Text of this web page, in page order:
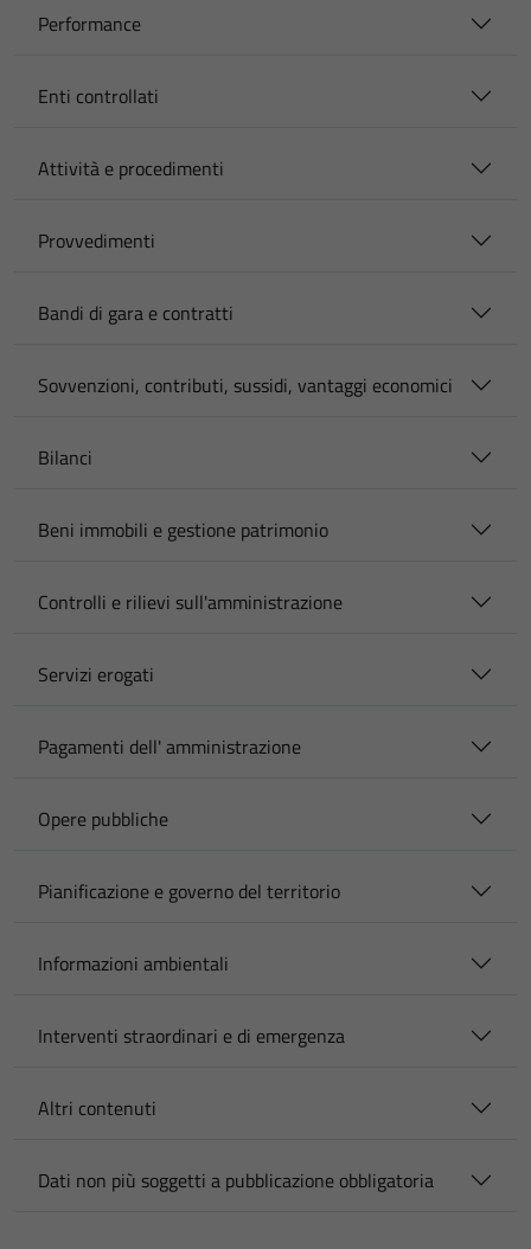
Performance
Enti controllati
Attività e procedimenti
Provvedimenti
Bandi di gara e contratti
Sovvenzioni, contributi, sussidi, vantaggi economici
Bilanci
Beni immobili e gestione patrimonio
Controlli e rilievi sull'amministrazione
Servizi erogati
Pagamenti dell' amministrazione
Opere pubbliche
Pianificazione e governo del territorio
Informazioni ambientali
Interventi straordinari e di emergenza
Altri contenuti
Dati non più soggetti a pubblicazione obbligatoria